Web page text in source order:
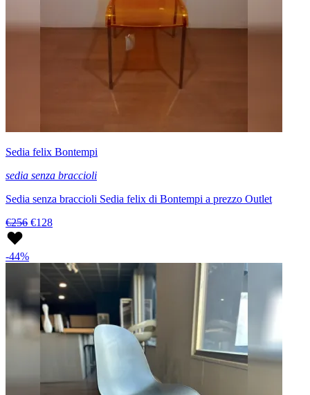
Sedia felix Bontempi
sedia senza braccioli
Sedia senza braccioli Sedia felix di Bontempi a prezzo Outlet
€256 €128
-44%